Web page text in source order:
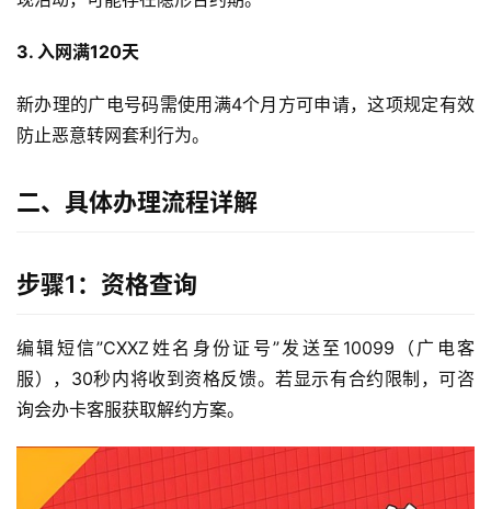
3. 入网满120天
新办理的广电号码需使用满4个月方可申请，这项规定有效
防止恶意转网套利行为。
二、具体办理流程详解
步骤1：资格查询
编辑短信”CXXZ姓名身份证号”发送至10099（广电客
服），30秒内将收到资格反馈。若显示有合约限制，可咨
询会办卡客服获取解约方案。